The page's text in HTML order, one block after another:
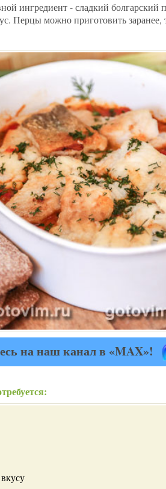
ингредиент - сладкий болгарский
Перцы можно приготовить заранее,
на наш канал в «MAX»!